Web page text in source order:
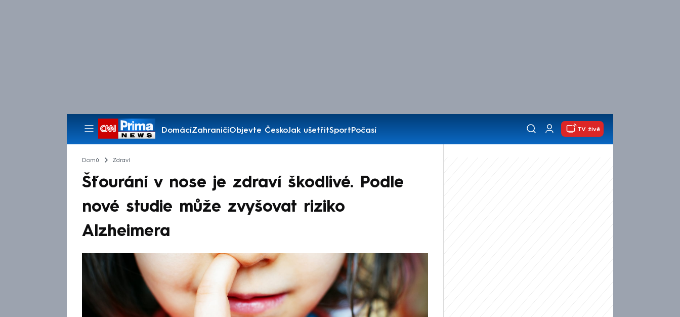
DomácíZahraničíObjevte ČeskoJak ušetřitSportPočasí
Pořady
TV živě
Domů Zdraví
Šťourání v nose je zdraví škodlivé. Podle
nové studie může zvyšovat riziko
Alzheimera